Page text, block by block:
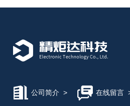
公司简介 > 在线留言